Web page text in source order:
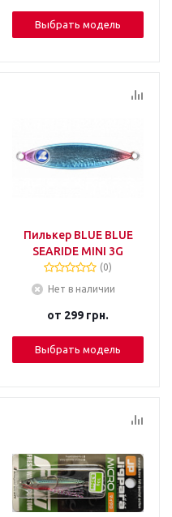
Выбрать модель
Пилькер BLUE BLUE
SEARIDE MINI 3G
(0)
Нет в наличии
от 299 грн.
Выбрать модель